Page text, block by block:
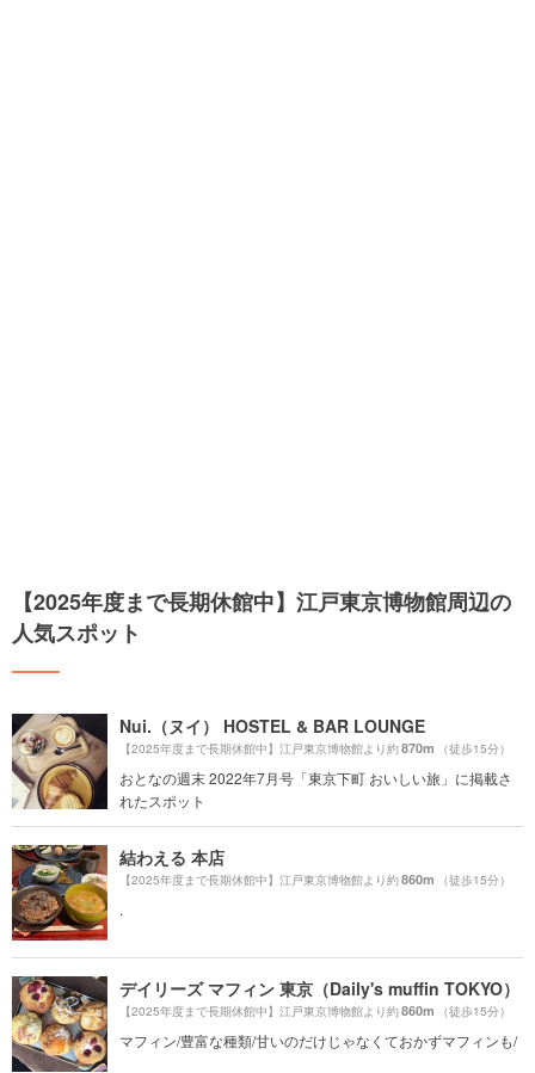
【2025年度まで長期休館中】江戸東京博物館周辺の
人気スポット
Nui.（ヌイ） HOSTEL & BAR LOUNGE
【2025年度まで長期休館中】江戸東京博物館より約870m （徒歩15分）
おとなの週末 2022年7月号「東京下町 おいしい旅」に掲載さ
れたスポット
結わえる 本店
【2025年度まで長期休館中】江戸東京博物館より約860m （徒歩15分）
.
デイリーズ マフィン 東京（Daily's muffin TOKYO）
【2025年度まで長期休館中】江戸東京博物館より約860m （徒歩15分）
マフィン/豊富な種類/甘いのだけじゃなくておかずマフィンも/